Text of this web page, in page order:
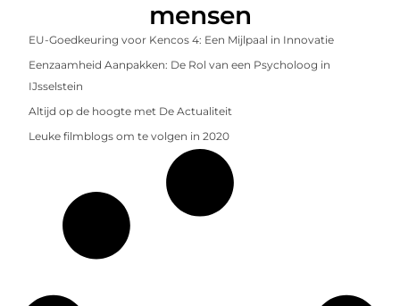
mensen
EU-Goedkeuring voor Kencos 4: Een Mijlpaal in Innovatie
Eenzaamheid Aanpakken: De Rol van een Psycholoog in
IJsselstein
Altijd op de hoogte met De Actualiteit
Leuke filmblogs om te volgen in 2020